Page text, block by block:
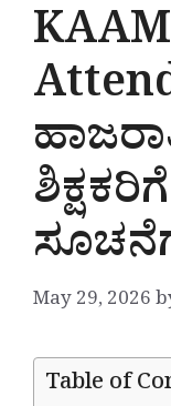
May 29, 2026
Table of